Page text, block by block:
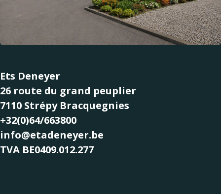
Ets Deneyer
26 route du grand peuplier
7110 Strépy Bracquegnies
+32(0)64/663800
info@etadeneyer.be
TVA BE0409.012.277